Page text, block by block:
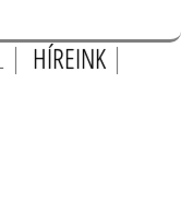
HÍREINK